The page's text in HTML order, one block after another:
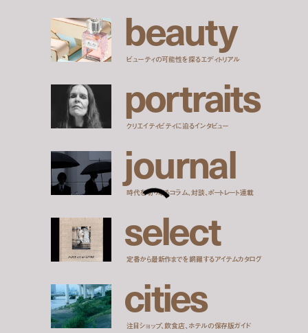
beauty
ビューティの可能性を探るエディトリアル
portraits
クリエイティビティに迫るインタビュー
journal
時代を切り取るコラム、対談、ポートレート連載
select
定番から最新作までを網羅するアイテムカタログ
cities
注目ショップ、飲食店、ホテルの保存版ガイド